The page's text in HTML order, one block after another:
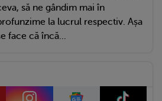
să ne gândim mai în
la lucrul respectiv. Așa
face că încă...